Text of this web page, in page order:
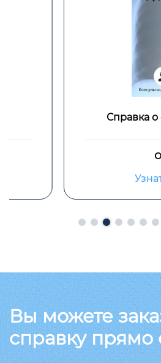
Справка о
от 700
Узнать
Вы можете
справку прямо